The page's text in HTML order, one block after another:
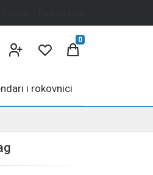
0
i rokovnici